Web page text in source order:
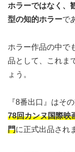
ホラーではなく、
型の知的ホラーで
ホラー作品の中で
品として、これま
ょう。
『8番出口』はそ
78回カンヌ国際映
門に正式出品され